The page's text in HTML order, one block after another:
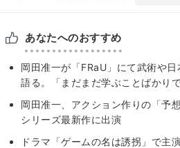
あなたへのおすすめ
岡田准一が「FRaU」にて武術や
語る。「まだまだ学ぶことばかりで
岡田准一、アクション作りの「予
シリーズ最新作に出演
ドラマ「ゲームの名は誘拐」で主